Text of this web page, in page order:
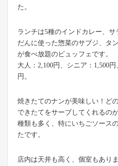
た。
ランチは5種のインドカレー、
だんに使った惣菜のサブジ、タ
が食べ放題のビュッフェです。
大人：2,100円、シニア：1,500
円。
焼きたてのナンが美味しい！ど
できたてをサーブしてくれるの
種類も多く、特にいちごソース
たです。
店内は天井も高く、個室もあり